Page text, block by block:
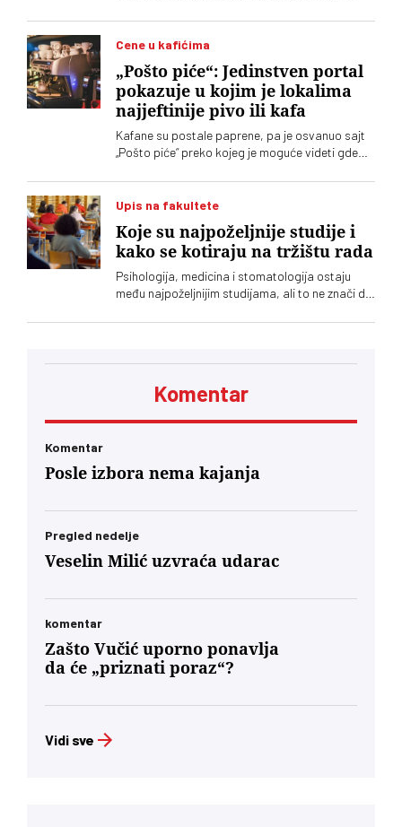
Cene u kafićima
„Pošto piće“: Jedinstven portal
pokazuje u kojim je lokalima
najjeftinije pivo ili kafa
Kafane su postale paprene, pa je osvanuo sajt
„Pošto piće“ preko kojeg je moguće videti gde
Upis na fakultete
Koje su najpoželjnije studije i
kako se kotiraju na tržištu rada
Psihologija, medicina i stomatologija ostaju
među najpoželjnijim studijama, ali to ne znači da
oglasa za posao pokazuje da su potrebe
prave maturanti
Komentar
Komentar
Posle izbora nema kajanja
Pregled nedelje
Veselin Milić uzvraća udarac
komentar
Zašto Vučić uporno ponavlja
da će „priznati poraz“?
Vidi sve